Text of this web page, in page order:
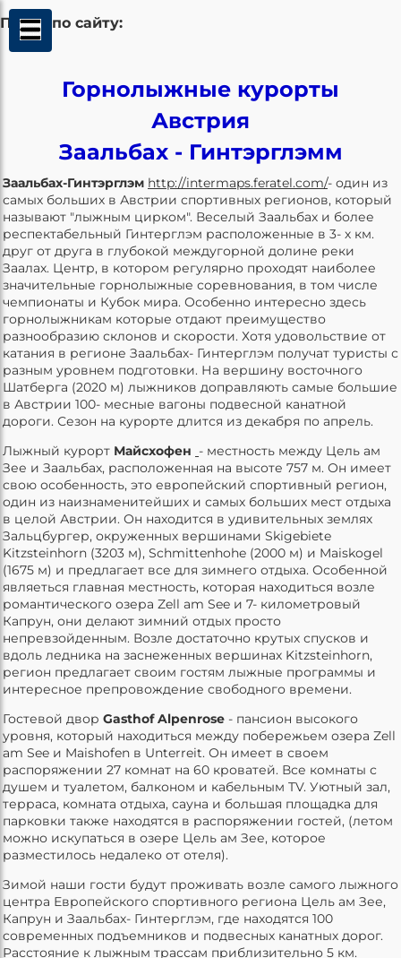
Поиск по сайту:
Горнолыжные курорты
Австрия
Заальбах - Гинтэрглэмм
Заальбах-Гинтэрглэм http://intermaps.feratel.com/- один из
самых больших в Австрии спортивных регионов, который
называют "лыжным цирком". Веселый Заальбах и более
респектабельный Гинтерглэм расположенные в 3- х км.
друг от друга в глубокой междугорной долине реки
Заалах. Центр, в котором регулярно проходят наиболее
значительные горнолыжные соревнования, в том числе
чемпионаты и Кубок мира. Особенно интересно здесь
горнолыжникам которые отдают преимущество
разнообразию склонов и скорости. Хотя удовольствие от
катания в регионе Заальбах- Гинтерглэм получат туристы с
разным уровнем подготовки. На вершину восточного
Шатберга (2020 м) лыжников доправляють самые большие
в Австрии 100- месные вагоны подвесной канатной
дороги. Сезон на курорте длится из декабря по апрель.
Лыжный курорт Майсхофен - местность между Цель ам
Зее и Заальбах, расположенная на высоте 757 м. Он имеет
свою особенность, это европейский спортивный регион,
один из наизнаменитейших и самых больших мест отдыха
в целой Австрии. Он находится в удивительных землях
Зальцбургер, окруженных вершинами Skigebiete
Kitzsteinhorn (3203 м), Schmittenhohe (2000 м) и Maiskogel
(1675 м) и предлагает все для зимнего отдыха. Особенной
являеться главная местность, которая находиться возле
романтического озера Zell am See и 7- километровый
Капрун, они делают зимний отдых просто
непревзойденным. Возле достаточно крутых спусков и
вдоль ледника на заснеженных вершинах Kitzsteinhorn,
регион предлагает своим гостям лыжные программы и
интересное препровождение свободного времени.
Гостевой двор Gasthof Alpenrose - пансион высокого
уровня, который находиться между побережьем озера Zell
am See и Maishofen в Unterreit. Он имеет в своем
распоряжении 27 комнат на 60 кроватей. Все комнаты с
душем и туалетом, балконом и кабельным TV. Уютный зал,
терраса, комната отдыха, сауна и большая площадка для
парковки также находятся в распоряжении гостей, (летом
можно искупаться в озере Цель ам Зее, которое
разместилось недалеко от отеля).
Зимой наши гости будут проживать возле самого лыжного
центра Европейского спортивного региона Цель ам Зее,
Капрун и Заальбах- Гинтерглэм, где находятся 100
современных подъемников и подвесных канатных дорог.
Расстояние к лыжным трассам приблизительно 5 км.